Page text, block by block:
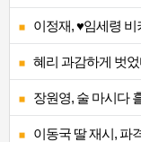
이정재, ♥임세령
혜리 과감하게 벗
장원영, 술 마시다
이동국 딸 재시, 파